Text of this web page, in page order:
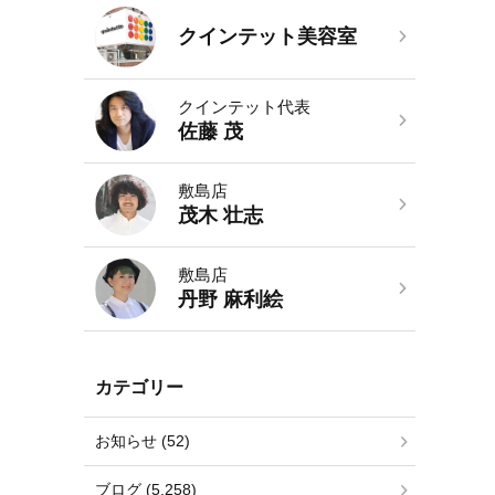
クインテット美容室
クインテット代表
佐藤 茂
敷島店
茂木 壮志
敷島店
丹野 麻利絵
カテゴリー
お知らせ (52)
ブログ (5,258)